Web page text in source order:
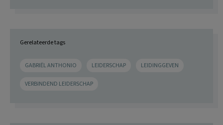
Gerelateerde tags
GABRIËL ANTHONIO LEIDERSCHAP LEIDINGGEVEN
VERBINDEND LEIDERSCHAP